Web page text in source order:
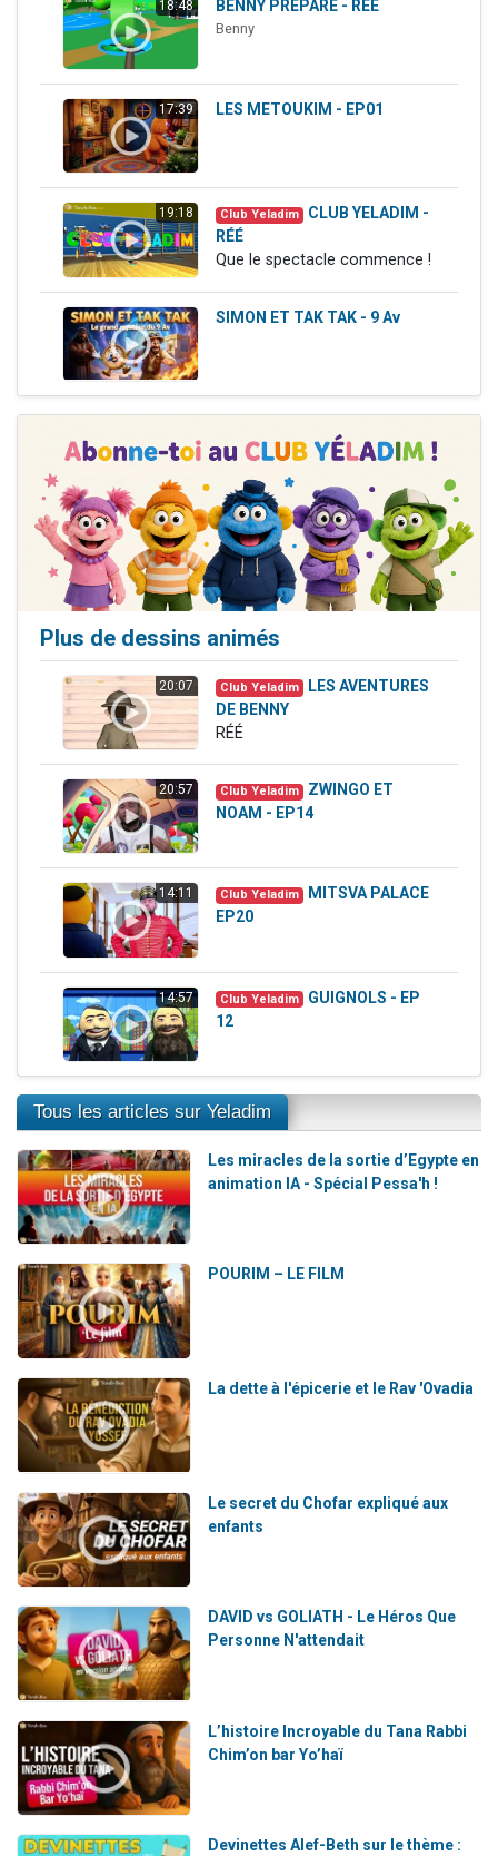
3 personnes viennent de nous rejoindre sur WhatsApp
2 nouvelles musiques dans Torah-Box Music
4 personnes viennent de faire un don pour Reloger Rivka, 6 enfants, victime de violences...
18:48 BENNY PREPARE - RÉÉ
Benny
17:39 LES METOUKIM - EP01
19:18 Club Yeladim
CLUB YELADIM -
RÉÉ
Que le spectacle commence !
SIMON ET TAK TAK - 9 Av
Plus de dessins animés
20:07 Club Yeladim
LES AVENTURES
DE BENNY
RÉÉ
20:57 Club Yeladim
ZWINGO ET
NOAM - EP14
14:11 Club Yeladim
MITSVA PALACE
EP20
14:57 Club Yeladim
GUIGNOLS - EP
12
Tous les articles sur Yeladim
Les miracles de la sortie d’Egypte en
animation IA - Spécial Pessa'h !
POURIM – LE FILM
La dette à l'épicerie et le Rav 'Ovadia
Le secret du Chofar expliqué aux
enfants
DAVID vs GOLIATH - Le Héros Que
Personne N'attendait
L’histoire Incroyable du Tana Rabbi
Chim’on bar Yo’haï
Devinettes Alef-Beth sur le thème :